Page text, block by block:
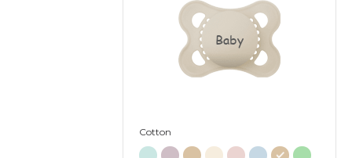
Baby
Cotton